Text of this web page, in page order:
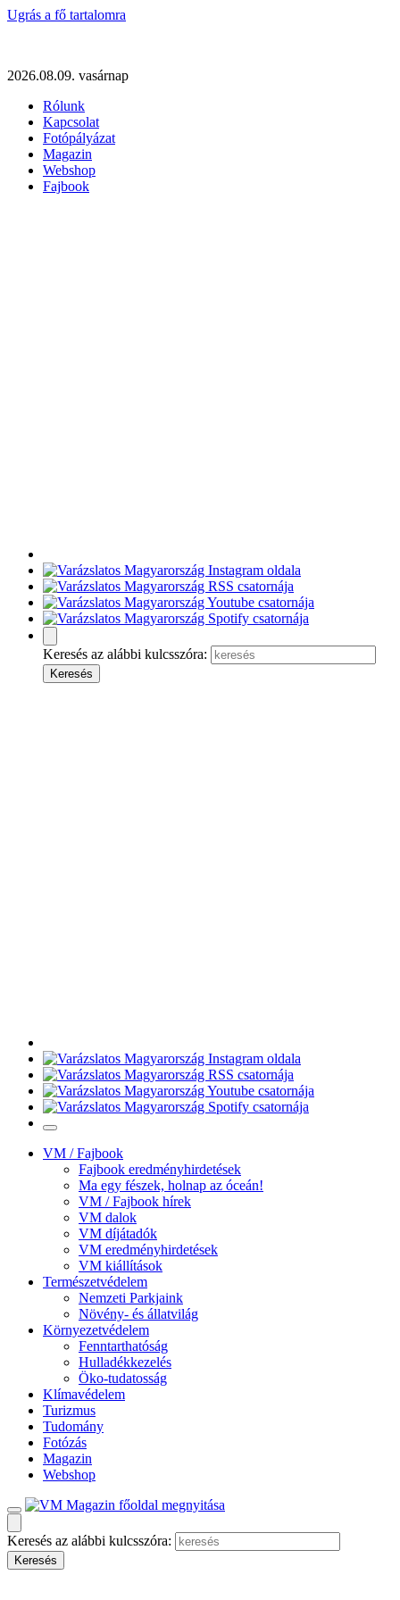
Ugrás a fő tartalomra
2026.08.09. vasárnap
Rólunk
Kapcsolat
Fotópályázat
Magazin
Webshop
Fajbook
Keresés az alábbi kulcsszóra:
VM / Fajbook
Fajbook eredményhirdetések
Ma egy fészek, holnap az óceán!
VM / Fajbook hírek
VM dalok
VM díjátadók
VM eredményhirdetések
VM kiállítások
Természetvédelem
Nemzeti Parkjaink
Növény- és állatvilág
Környezetvédelem
Fenntarthatóság
Hulladékkezelés
Öko-tudatosság
Klímavédelem
Turizmus
Tudomány
Fotózás
Magazin
Webshop
Keresés az alábbi kulcsszóra: